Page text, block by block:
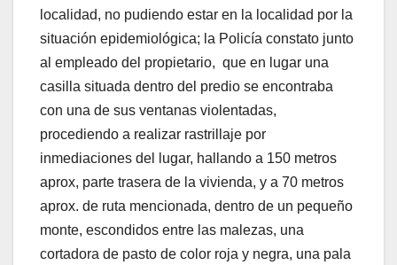
localidad, no pudiendo estar en la localidad por la
situación epidemiológica; la Policía constato junto
al empleado del propietario, que en lugar una
casilla situada dentro del predio se encontraba
con una de sus ventanas violentadas,
procediendo a realizar rastrillaje por
inmediaciones del lugar, hallando a 150 metros
aprox, parte trasera de la vivienda, y a 70 metros
aprox. de ruta mencionada, dentro de un pequeño
monte, escondidos entre las malezas, una
cortadora de pasto de color roja y negra, una pala